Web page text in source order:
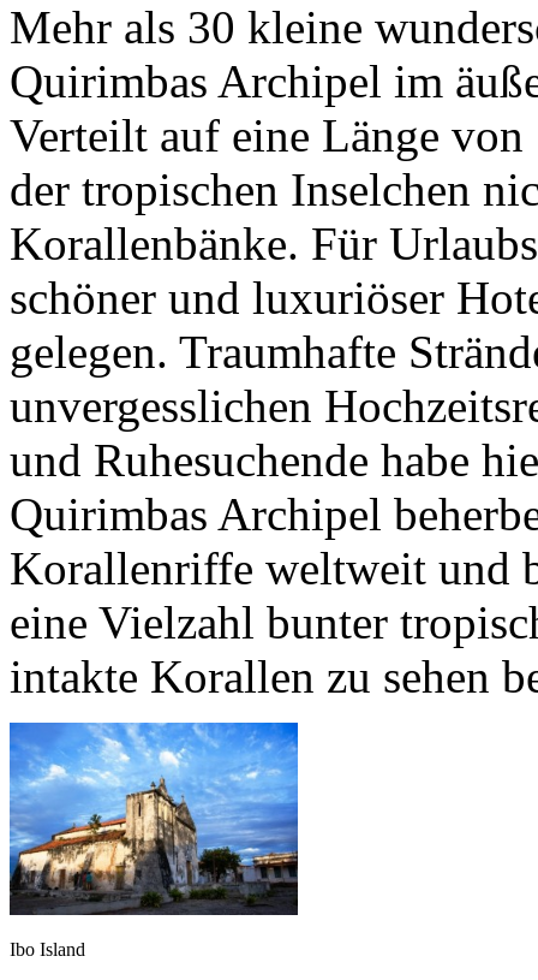
Mehr als 30 kleine
Quirimbas Archipel im
Verteilt auf eine Länge
der tropischen Inselchen
Korallenbänke. Für
schöner und luxuriöser
gelegen. Traumhafte
unvergesslichen
und Ruhesuchende habe
Quirimbas Archipel
Korallenriffe weltweit und
eine Vielzahl bunter
intakte Korallen zu sehen
Ibo Island